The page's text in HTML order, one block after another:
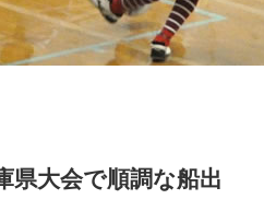
県大会で順調な船出